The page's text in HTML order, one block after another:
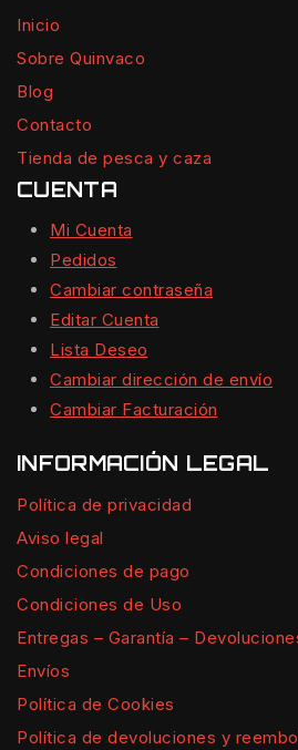
Inicio
Sobre Quinvaco
Blog
Contacto
Tienda de pesca y caza
CUENTA
Mi Cuenta
Pedidos
Cambiar contraseña
Editar Cuenta
Lista Deseo
Cambiar dirección de envío
Cambiar Facturación
INFORMACIÓN LEGAL
Política de privacidad
Aviso legal
Condiciones de pago
Condiciones de Uso
Entregas – Garantía –
Envíos
Política de Cookies
Política de devoluciones y